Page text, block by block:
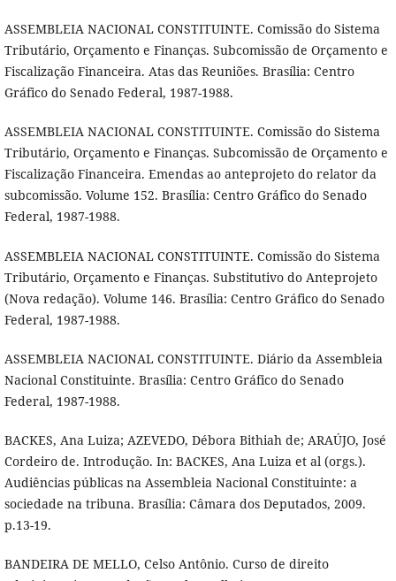
ASSEMBLEIA NACIONAL CONSTITUINTE. Comissão do Sistema
Tributário, Orçamento e Finanças. Subcomissão de Orçamento e
Fiscalização Financeira. Atas das Reuniões. Brasília: Centro
Gráfico do Senado Federal, 1987-1988.
ASSEMBLEIA NACIONAL CONSTITUINTE. Comissão do Sistema
Tributário, Orçamento e Finanças. Subcomissão de Orçamento e
Fiscalização Financeira. Emendas ao anteprojeto do relator da
subcomissão. Volume 152. Brasília: Centro Gráfico do Senado
Federal, 1987-1988.
ASSEMBLEIA NACIONAL CONSTITUINTE. Comissão do Sistema
Tributário, Orçamento e Finanças. Substitutivo do Anteprojeto
(Nova redação). Volume 146. Brasília: Centro Gráfico do Senado
Federal, 1987-1988.
ASSEMBLEIA NACIONAL CONSTITUINTE. Diário da Assembleia
Nacional Constituinte. Brasília: Centro Gráfico do Senado
Federal, 1987-1988.
BACKES, Ana Luiza; AZEVEDO, Débora Bithiah de; ARAÚJO, José
Cordeiro de. Introdução. In: BACKES, Ana Luiza et al (orgs.).
Audiências públicas na Assembleia Nacional Constituinte: a
sociedade na tribuna. Brasília: Câmara dos Deputados, 2009.
p.13-19.
BANDEIRA DE MELLO, Celso Antônio. Curso de direito